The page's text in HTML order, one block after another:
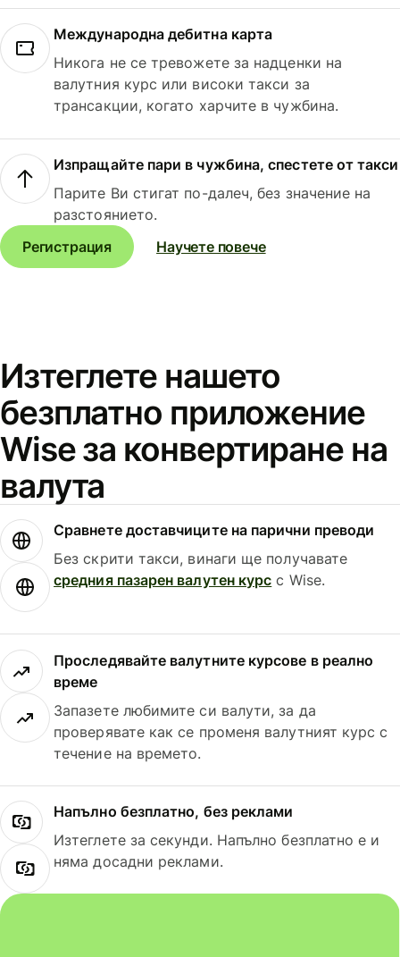
Международна дебитна карта
Никога не се тревожете за надценки на
валутния курс или високи такси за
трансакции, когато харчите в чужбина.
Изпращайте пари в чужбина, спестете от такси
Парите Ви стигат по-далеч, без значение на
разстоянието.
Регистрация
Научете повече
Изтеглете нашето
безплатно приложение
Wise за конвертиране на
валута
Сравнете доставчиците на парични преводи
Без скрити такси, винаги ще получавате
средния пазарен валутен курс с Wise.
Проследявайте валутните курсове в реално
време
Запазете любимите си валути, за да
проверявате как се променя валутният курс с
течение на времето.
Напълно безплатно, без реклами
Изтеглете за секунди. Напълно безплатно е и
няма досадни реклами.